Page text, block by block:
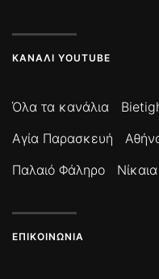
ΚΑΝΆΛΙ YOUTUBE
Όλα τα κανάλια
Αγία Παρασκευή
Παλαιό Φάληρο
Νίκαια
ΕΠΙΚΟΙΝΩΝΊΑ